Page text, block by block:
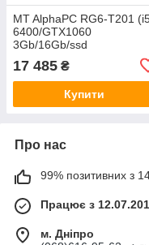
MT AlphaPC RG6-T201
6400/GTX1060
3Gb/16Gb/ssd
17 485 ₴
Купити
Про нас
99% позитивних з
Працює з
м. Дніпро